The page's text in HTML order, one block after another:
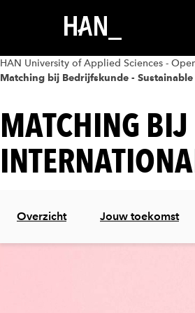
HAN University of Applied Sciences -
Matching bij Bedrijfskunde -
MATCHING BIJ
Overzicht Jouw toekomst